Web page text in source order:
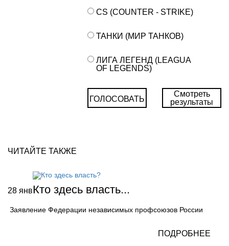
CS (COUNTER - STRIKE)
ТАНКИ (МИР ТАНКОВ)
ЛИГА ЛЕГЕНД (LEAGUA
OF LEGENDS)
ГОЛОСОВАТЬ
Смотреть
результаты
ЧИТАЙТЕ ТАКЖЕ
28 янвКто здесь власть...
Заявление Федерации независимых профсоюзов России
ПОДРОБНЕЕ